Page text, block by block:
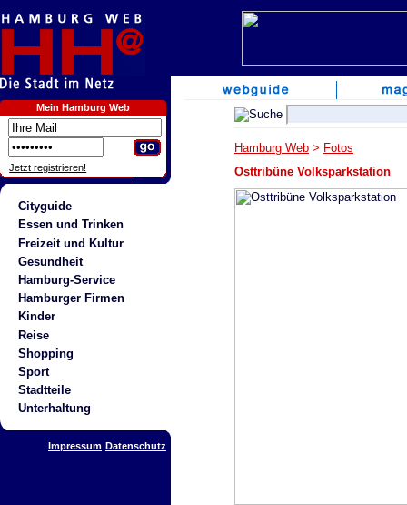
Mein Hamburg Web
Jetzt registrieren!
Cityguide
Essen und Trinken
Freizeit und Kultur
Gesundheit
Hamburg-Service
Hamburger Firmen
Kinder
Reise
Shopping
Sport
Stadtteile
Unterhaltung
Impressum Datenschutz
Hamburg Web > Fotos
Osttribüne Volksparkstation